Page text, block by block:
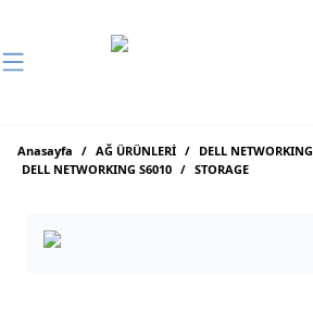
Anasayfa / AĞ ÜRÜNLERİ / DELL NETWORKING
DELL NETWORKING S6010 / STORAGE